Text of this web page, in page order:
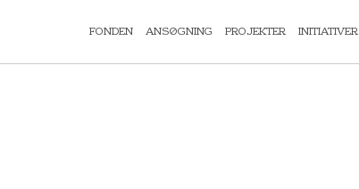
FONDEN ANSØGNING PROJEKTER INITIATIVER